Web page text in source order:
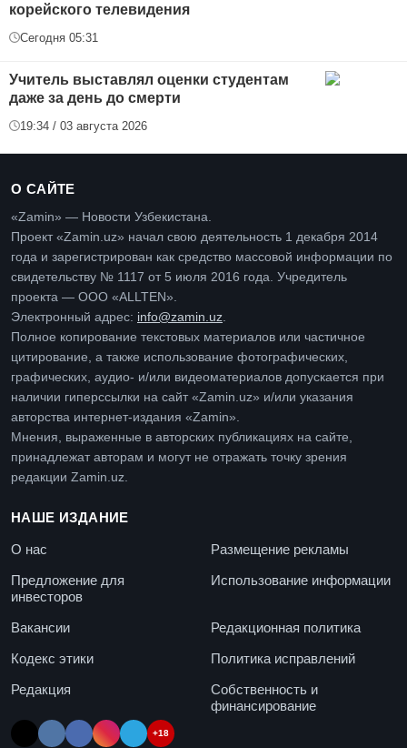
корейского телевидения
Сегодня 05:31
Учитель выставлял оценки студентам
даже за день до смерти
19:34 / 03 августа 2026
О САЙТЕ
«Zamin» — Новости Узбекистана.
Проект «Zamin.uz» начал свою деятельность 1 декабря 2014
года и зарегистрирован как средство массовой информации по
свидетельству № 1117 от 5 июля 2016 года. Учредитель
проекта — ООО «ALLTEN».
Электронный адрес: info@zamin.uz
Полное копирование текстовых материалов или частичное
цитирование, а также использование фотографических,
графических, аудио- и/или видеоматериалов допускается при
наличии гиперссылки на сайт «Zamin.uz» и/или указания
авторства интернет-издания «Zamin».
Мнения, выраженные в авторских публикациях на сайте,
принадлежат авторам и могут не отражать точку зрения
редакции Zamin.uz.
НАШЕ ИЗДАНИЕ
О нас
Размещение рекламы
Предложение для
инвесторов
Использование информации
Вакансии
Редакционная политика
Кодекс этики
Политика исправлений
Редакция
Собственность и
финансирование
+18